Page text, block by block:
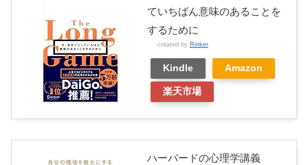
ていちばん意味のあることを
するために
created by Rinker
Kindle Amazon
楽天市場
ハーバードの心理学講義